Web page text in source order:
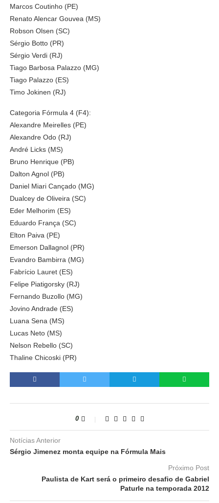
Marcos Coutinho (PE)
Renato Alencar Gouvea (MS)
Robson Olsen (SC)
Sérgio Botto (PR)
Sérgio Verdi (RJ)
Tiago Barbosa Palazzo (MG)
Tiago Palazzo (ES)
Timo Jokinen (RJ)
Categoria Fórmula 4 (F4):
Alexandre Meirelles (PE)
Alexandre Odo (RJ)
André Licks (MS)
Bruno Henrique (PB)
Dalton Agnol (PB)
Daniel Miari Cançado (MG)
Dualcey de Oliveira (SC)
Eder Melhorim (ES)
Eduardo França (SC)
Elton Paiva (PE)
Emerson Dallagnol (PR)
Evandro Bambirra (MG)
Fabrício Lauret (ES)
Felipe Piatigorsky (RJ)
Fernando Buzollo (MG)
Jovino Andrade (ES)
Luana Sena (MS)
Lucas Neto (MS)
Nelson Rebello (SC)
Thaline Chicoski (PR)
0
Notícias Anterior
Sérgio Jimenez monta equipe na Fórmula Mais
Próximo Post
Paulista de Kart será o primeiro desafio de Gabriel
Paturle na temporada 2012